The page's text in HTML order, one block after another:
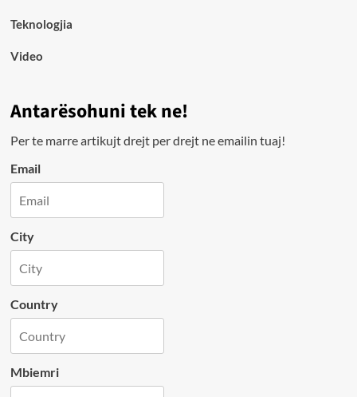
Teknologjia
Video
Antarësohuni tek ne!
Per te marre artikujt drejt per drejt ne emailin tuaj!
Email
City
Country
Mbiemri